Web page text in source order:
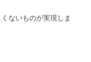
ないものが実現しま